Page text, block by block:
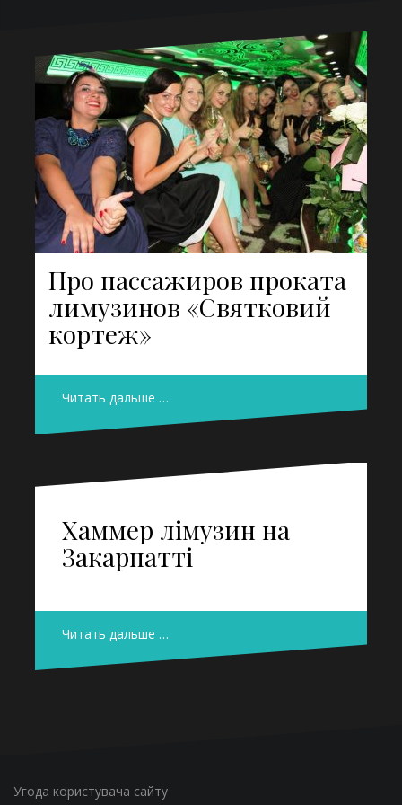
Про пассажиров проката
лимузинов «Святковий
кортеж»
Читать дальше …
Хаммер лімузин на
Закарпатті
Читать дальше …
Угода користувача сайту